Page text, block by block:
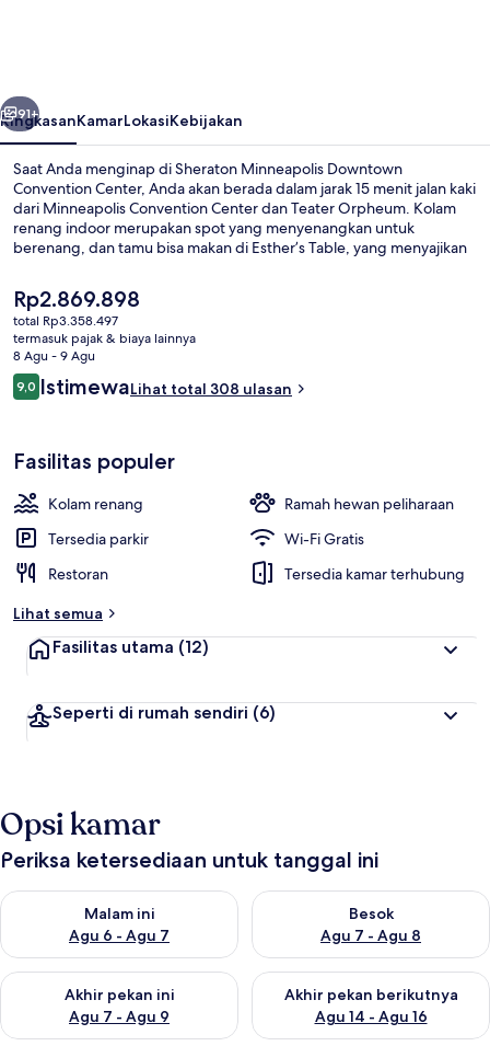
Berikutnya
91+
RingkasanKamarLokasiKebijakan
Saat Anda menginap di Sheraton Minneapolis Downtown
Convention Center, Anda akan berada dalam jarak 15 menit jalan kaki
dari Minneapolis Convention Center dan Teater Orpheum. Kolam
renang indoor merupakan spot yang menyenangkan untuk
berenang, dan tamu bisa makan di Esther’s Table, yang menyajikan
Fasilitas pusat kebugaran 24 jam dan bar/lounge adalah keunggulan
lainnya. Para traveler memberikan ulasan yang baik tentang staf dan
lokasi.
Harga
saat
ini
Rp2.869.898
Rp2.869.898
total Rp3.358.497
termasuk pajak & biaya lainnya
8 Agu - 9 Agu
Ulasan
9,09,0 dari 10
IstimewaLihat total 308 ulasan
Fasilitas populer
Kolam renang
Ramah hewan peliharaan
Tersedia parkir
Wi-Fi Gratis
Restoran
Tersedia kamar terhubung
Lihat semua
Fasilitas utama (12)
Seperti di rumah sendiri (6)
Opsi kamar
Periksa ketersediaan untuk tanggal ini
Malam ini
Agu 6 - Agu 7
Periksa ketersediaan untuk malam ini Agu 6 - Agu 7
Besok
Agu 7 - Agu 8
Periksa ketersediaan untuk
Akhir pekan ini
Agu 7 - Agu 9
Periksa ketersediaan untuk akhir pekan ini Agu 7 - Agu 9
Akhir pekan berikutnya
Agu 14 - Agu 16
Periksa ketersediaan untuk